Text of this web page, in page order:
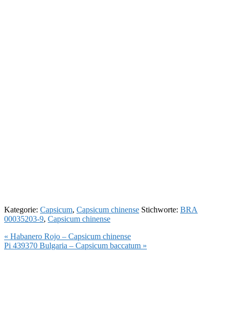
Kategorie: Capsicum, Capsicum chinense Stichworte: BRA
00035203-9, Capsicum chinense
Vorheriger
Beitrag:
« Habanero Rojo – Capsicum chinense
Nächster
Pi 439370 Bulgaria – Capsicum baccatum »